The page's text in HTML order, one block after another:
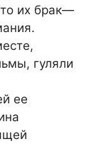
их брак—
гуляли
ее